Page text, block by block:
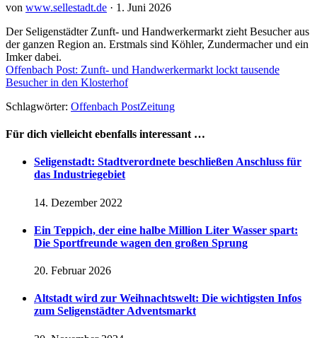
von www.sellestadt.de · 1. Juni 2026
Der Seligenstädter Zunft- und Handwerkermarkt zieht Besucher aus
der ganzen Region an. Erstmals sind Köhler, Zundermacher und ein
Imker dabei.
Offenbach Post: Zunft- und Handwerkermarkt lockt tausende
Besucher in den Klosterhof
Schlagwörter: Offenbach PostZeitung
Für dich vielleicht ebenfalls interessant …
Seligenstadt: Stadtverordnete beschließen Anschluss für
das Industriegebiet
14. Dezember 2022
Ein Teppich, der eine halbe Million Liter Wasser spart:
Die Sportfreunde wagen den großen Sprung
20. Februar 2026
Altstadt wird zur Weihnachtswelt: Die wichtigsten Infos
zum Seligenstädter Adventsmarkt